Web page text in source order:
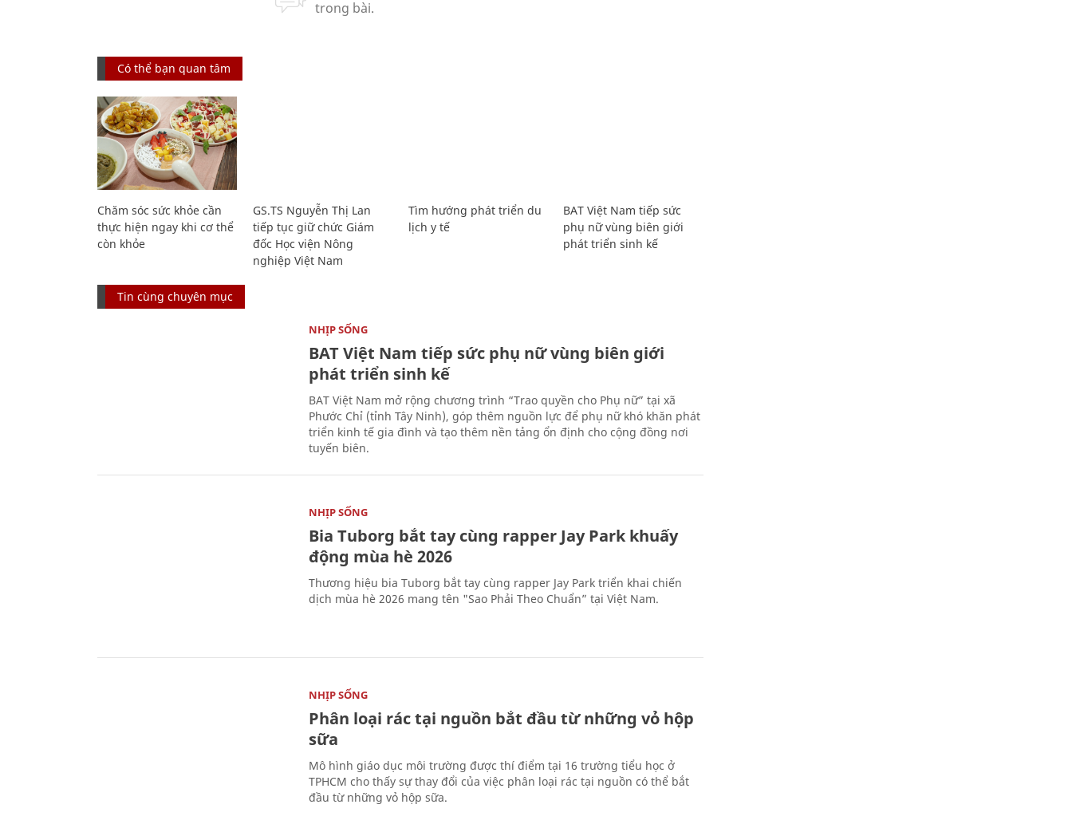
Có thể bạn quan tâm
Chăm sóc sức khỏe cần
thực hiện ngay khi cơ thể
còn khỏe
GS.TS Nguyễn Thị Lan
tiếp tục giữ chức Giám
đốc Học viện Nông
nghiệp Việt Nam
Tìm hướng phát triển du
lịch y tế
BAT Việt Nam tiếp sức
phụ nữ vùng biên giới
phát triển sinh kế
Tin cùng chuyên mục
NHỊP SỐNG
BAT Việt Nam tiếp sức phụ nữ vùng biên giới
phát triển sinh kế
BAT Việt Nam mở rộng chương trình “Trao quyền cho Phụ nữ” tại xã
Phước Chỉ (tỉnh Tây Ninh), góp thêm nguồn lực để phụ nữ khó khăn phát
triển kinh tế gia đình và tạo thêm nền tảng ổn định cho cộng đồng nơi
tuyến biên.
NHỊP SỐNG
Bia Tuborg bắt tay cùng rapper Jay Park khuấy
động mùa hè 2026
Thương hiệu bia Tuborg bắt tay cùng rapper Jay Park triển khai chiến
dịch mùa hè 2026 mang tên "Sao Phải Theo Chuẩn” tại Việt Nam.
NHỊP SỐNG
Phân loại rác tại nguồn bắt đầu từ những vỏ hộp
sữa
Mô hình giáo dục môi trường được thí điểm tại 16 trường tiểu học ở
TPHCM cho thấy sự thay đổi của việc phân loại rác tại nguồn có thể bắt
đầu từ những vỏ hộp sữa.